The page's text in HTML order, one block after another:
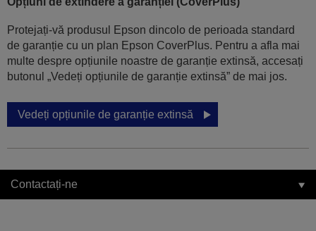
Protejați-vă produsul Epson dincolo de perioada standard
de garanție cu un plan Epson CoverPlus. Pentru a afla mai
multe despre opțiunile noastre de garanție extinsă, accesați
butonul „Vedeți opțiunile de garanție extinsă” de mai jos.
Vedeți opțiunile de garanție extinsă
Contactați-ne